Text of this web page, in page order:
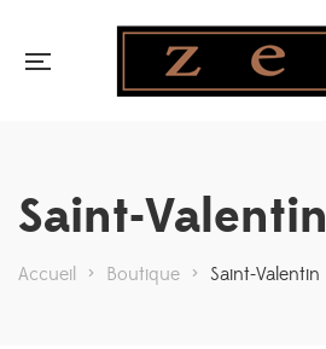
Saint-Valentin
Accueil > Boutique > Saint-Valentin